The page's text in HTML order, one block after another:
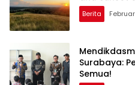
Berita
Surabaya:
Semua!